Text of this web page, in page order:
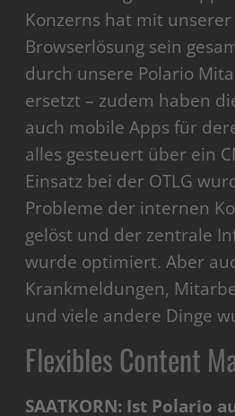
Konzerns hat mit
Browserlösung sein
durch unsere Polario
ersetzt – zudem haben
auch mobile Apps für
alles gesteuert über ein
Einsatz bei der OTLG
Probleme der internen
gelöst und der zentrale
wurde optimiert. Aber
Krankmeldungen,
und viele andere Dinge
Flexibles Content
SAATKORN: Ist Polario